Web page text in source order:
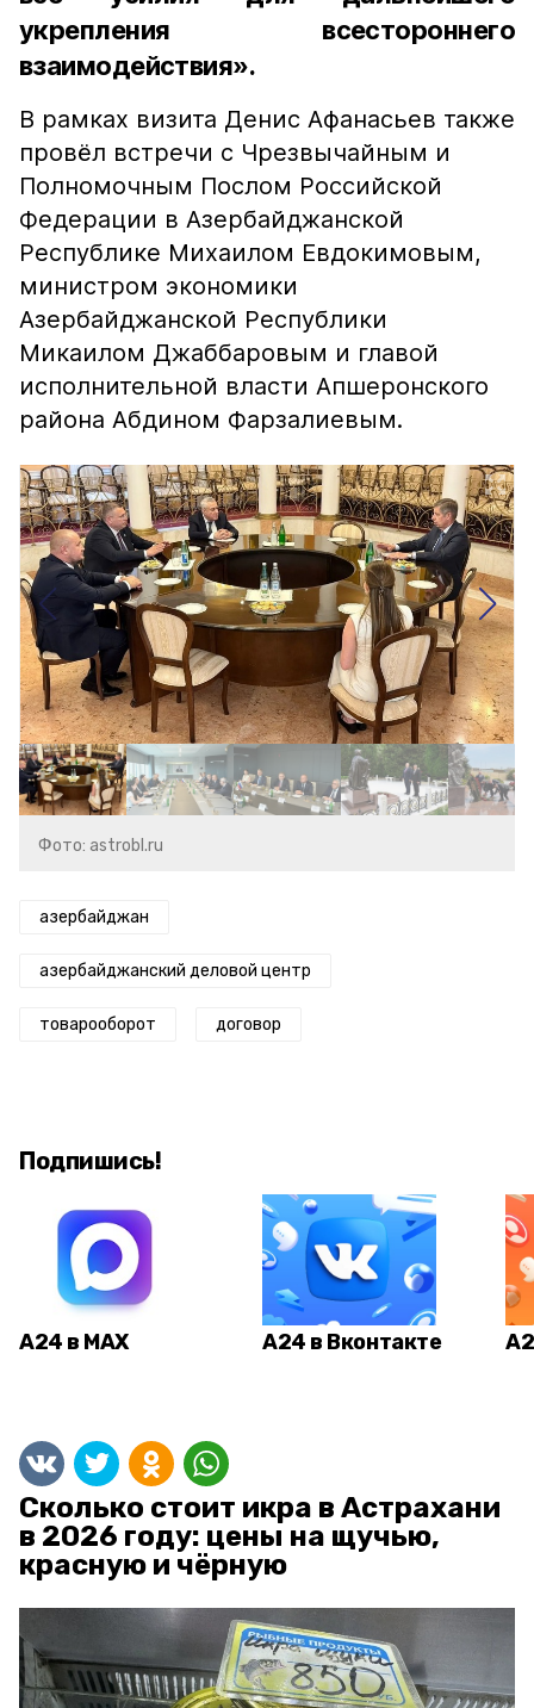
укрепления всестороннего
взаимодействия».
В рамках визита Денис Афанасьев также
провёл встречи с Чрезвычайным и
Полномочным Послом Российской
Федерации в Азербайджанской
Республике Михаилом Евдокимовым,
министром экономики
Азербайджанской Республики
Микаилом Джаббаровым и главой
исполнительной власти Апшеронского
района Абдином Фарзалиевым.
Фото: astrobl.ru
азербайджан
азербайджанский деловой центр
товарооборот договор
Подпишись!
А24 в MAX А24 в Вконтакте
Сколько стоит икра в Астрахани
в 2026 году: цены на щучью,
красную и чёрную